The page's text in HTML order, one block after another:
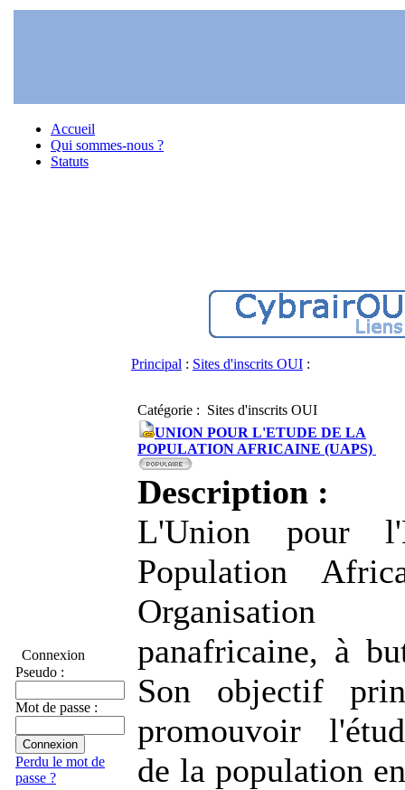
Accueil
Qui sommes-nous ?
Statuts
Connexion
Pseudo :
Mot de passe :
Perdu le mot de
passe ?
Principal : Sites d'inscrits OUI :
Catégorie : Sites d'inscrits OUI
UNION POUR L'ETUDE DE LA
POPULATION AFRICAINE (UAPS)
Description :
L'Union pour
Population
Organisation
panafricaine, à
Son objectif
promouvoir
de la population